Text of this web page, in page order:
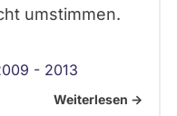
umstimmen.
- 2013
Weiterlesen ->